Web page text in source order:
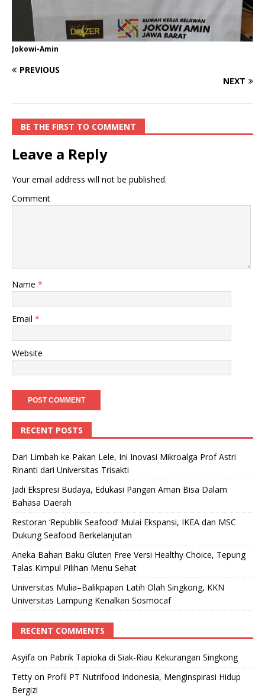
Jokowi-Amin
PREVIOUS
NEXT
BE THE FIRST TO COMMENT
Leave a Reply
Your email address will not be published.
Comment
Name *
Email *
Website
RECENT POSTS
Dari Limbah ke Pakan Lele, Ini Inovasi Mikroalga Prof Astri
Rinanti dari Universitas Trisakti
Jadi Ekspresi Budaya, Edukasi Pangan Aman Bisa Dalam
Bahasa Daerah
Restoran ‘Republik Seafood’ Mulai Ekspansi, IKEA dan MSC
Dukung Seafood Berkelanjutan
Aneka Bahan Baku Gluten Free Versi Healthy Choice, Tepung
Talas Kimpul Pilihan Menu Sehat
Universitas Mulia–Balikpapan Latih Olah Singkong, KKN
Universitas Lampung Kenalkan Sosmocaf
RECENT COMMENTS
Asyifa on Pabrik Tapioka di Siak-Riau Kekurangan Singkong
Tetty on Profil PT Nutrifood Indonesia, Menginspirasi Hidup
Bergizi